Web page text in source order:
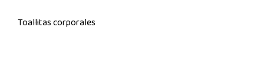
Toallitas corporales